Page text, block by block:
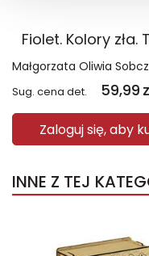
Fiolet. Kolory zła.
Małgorzata Oliwia
Sug. cena det. 59,99
Zaloguj się, aby
INNE Z TEJ